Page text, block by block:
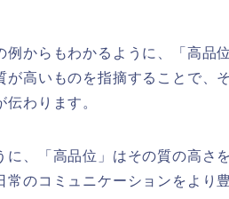
例からもわかるように、「高品
が高いものを指摘することで、
伝わります。
に、「高品位」はその質の高さ
常のコミュニケーションをより